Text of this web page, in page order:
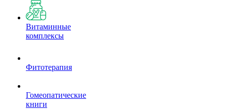
Витаминные
комплексы
Фитотерапия
Гомеопатические
книги